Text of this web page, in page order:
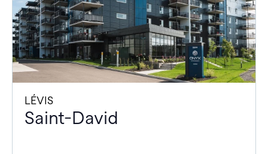
LÉVIS
Saint-David